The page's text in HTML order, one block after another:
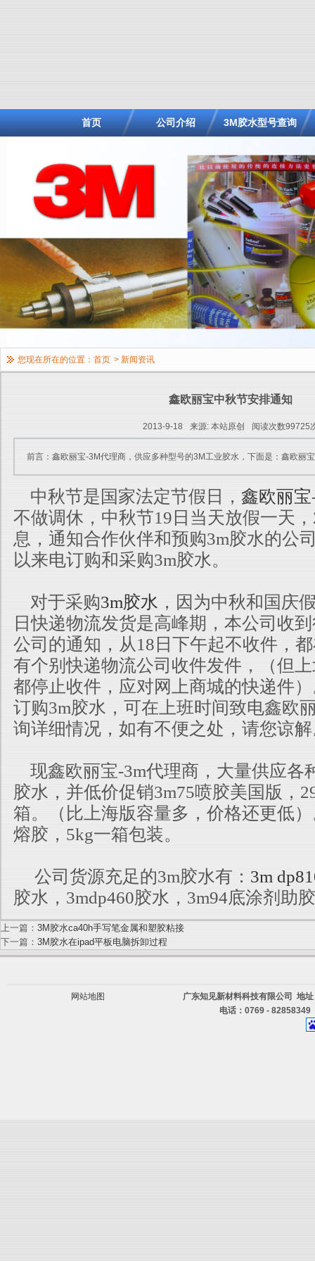
首页 公司介绍 3M胶水型号查询
您现在所在的位置： 首页 > 新闻资讯
鑫欧丽宝中秋节安排通知
2013-9-18 来源: 本站原创 阅读次数99725
前言：鑫欧丽宝-3M代理商，供应多种型号的3M工业胶水，下面是：鑫欧丽
中秋节是国家法定节假日， 鑫欧丽宝
不做调休，中秋节19日当天放假一天
息，通知合作伙伴和预购3m胶水的公
以来电订购和采购3m胶水。
对于采购3m胶水 ，因为中秋和国庆
日快递物流发货是高峰期，本公司收
公司的通知，从18日下午起不收件，
有个别快递物流公司收件发件，（但
都停止收件，应对网上商城的快递件
订购3m胶水，可在上班时间致电鑫欧
询详细情况，如有不便之处，请您谅
现鑫欧丽宝-3m代理商，大量供应各
胶水，并低价促销3m75喷胶美国版，
箱。（比上海版容量多，价格还更低
熔胶，5kg一箱包装。
公司货源充足的3m胶水有： 3m
胶水，3mdp460胶水，3m94底涂剂助
上一篇： 3M胶水ca40h手写笔金属和塑胶粘接
下一篇： 3M胶水在ipad平板电脑拆卸过程
网站地图
广东知见新材料科技有限公司 地
电话：0769 -